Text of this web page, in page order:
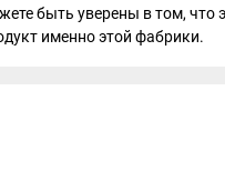
быть уверены в том, что
именно этой фабрики.